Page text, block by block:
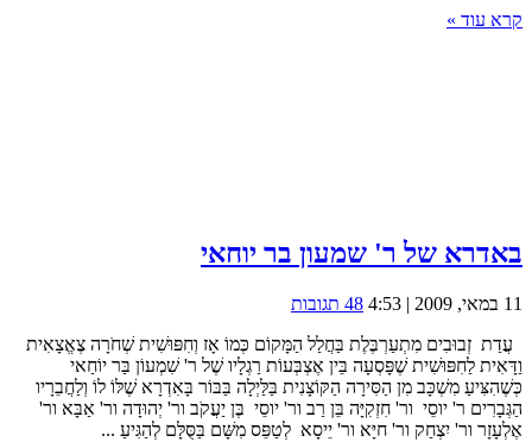
קרא עוד »
באדרא של ר' שמעון בר יוחאי
11 במאי, 2009 | 4:53
48 תגובות
עֲדַת זְבוּבִים מִתְעַרְבֶּלֶת בַּחֲלַל הַמָּקוֹם כְּמוֹ אָז וְחִפּוּשִׁית שְׁחֹרָה צֶאֱצָאִית
וַדָּאִית לַחִפּוּשִׁית שֶׁפָּסְעָה בֵּין אֶצְבְּעוֹת רַגְלָיו שֶׁל ר' שִׁמְעוֹן בַּר יוֹחַאי
כְּשֶׁהִצִּיעַ מִשְׁכָּב מִן הַסִּירָה הַקּוֹצָנִית בַּלַּיְלָה בַּבּוֹר בָּאִדְרָא שֶׁלּוֹ לוֹ וְלַחֲבֵרָיו
הַגְּבָרִים ר' יוסֵי ור' חִזְקִיָּה בֵּן רַב ור' יוסֵי בֶּן יַעֲקֹב ור' יְהוּדָה ור' אַבָּא ור'
אֶלְעָזָר ור' יִצְחַק ור' חיָּא ור' יֵיסָא לְטַפֵּס מִשָּׁם בַּסֻּלָּם לְהַגִּיעַ ...